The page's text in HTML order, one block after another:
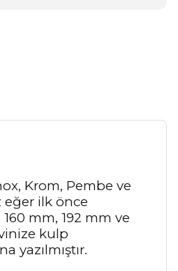
Krom, Pembe ve
eğer ilk önce
mm, 192 mm ve
kulp
yazılmıştır.